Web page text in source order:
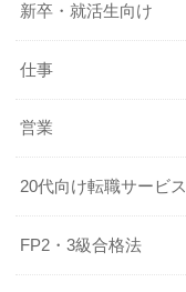
新卒・就活生向け
仕事
営業
20代向け転職サービス
FP2・3級合格法